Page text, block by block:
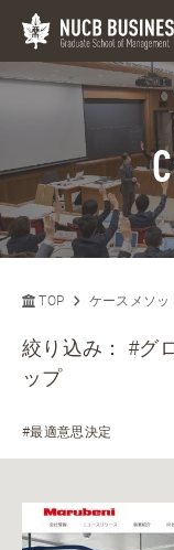
TOP ケースメソッ
絞り込み：#グ
ップ
#最適意思決定